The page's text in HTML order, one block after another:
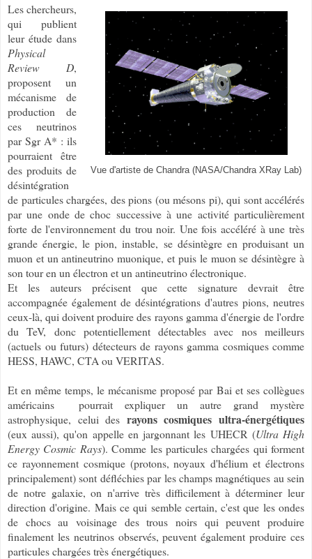
Vue d'artiste de Chandra (NASA/Chandra XRay Lab)
Les chercheurs,
qui publient
leur étude dans
Physical
Review D,
proposent un
mécanisme de
production de
ces neutrinos
par Sgr A* : ils
pourraient être
des produits de
désintégration
de particules chargées, des pions (ou mésons pi), qui sont accélérés
par une onde de choc successive à une activité particulièrement
forte de l'environnement du trou noir. Une fois accéléré à une très
grande énergie, le pion, instable, se désintègre en produisant un
muon et un antineutrino muonique, et puis le muon se désintègre à
son tour en un électron et un antineutrino électronique.
Et les auteurs précisent que cette signature devrait être
accompagnée également de désintégrations d'autres pions, neutres
ceux-là, qui doivent produire des rayons gamma d'énergie de l'ordre
du TeV, donc potentiellement détectables avec nos meilleurs
(actuels ou futurs) détecteurs de rayons gamma cosmiques comme
HESS, HAWC, CTA ou VERITAS.
Et en même temps, le mécanisme proposé par Bai et ses collègues
américains pourrait expliquer un autre grand mystère
astrophysique, celui des rayons cosmiques ultra-énergétiques
(eux aussi), qu'on appelle en jargonnant les UHECR (Ultra High
Energy Cosmic Rays). Comme les particules chargées qui forment
ce rayonnement cosmique (protons, noyaux d'hélium et électrons
principalement) sont défléchies par les champs magnétiques au sein
de notre galaxie, on n'arrive très difficilement à déterminer leur
direction d'origine. Mais ce qui semble certain, c'est que les ondes
de chocs au voisinage des trous noirs qui peuvent produire
finalement les neutrinos observés, peuvent également produire ces
particules chargées très énergétiques.